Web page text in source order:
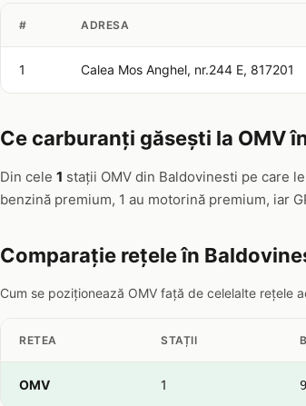
# ADRESA
1 Calea Mos Anghel, nr.244 E, 817201
Ce carburanți găsești la OMV
Din cele 1 stații OMV din Baldovinesti pe care
benzină premium, 1 au motorină premium, iar
Comparație rețele în
Cum se poziționează OMV față de celelalte rețele
RETEA STAȚII
OMV 1